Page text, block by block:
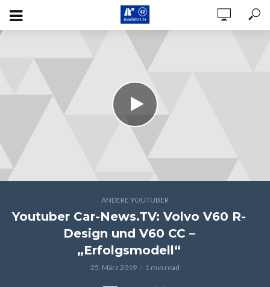
ANDERE YOUTUBER
Youtuber Car-News.TV: Volvo V60 R-
Design und V60 CC –
„Erfolgsmodell“
25. März 2019 1 min read